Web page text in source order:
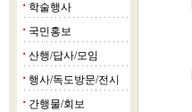
■ 학술행사
■ 국민홍보
■ 산행/답사/모임
■ 행사/독도방문/전시
■ 간행물/회보